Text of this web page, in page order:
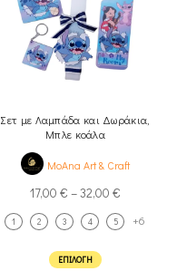
Σετ με Λαμπάδα και Δωράκια,
Μπλε κοάλα
MoAna Art & Craft
17,00 € –32,00 €
1 2 3 4 5 +6
ΕΠΙΛΟΓΉ